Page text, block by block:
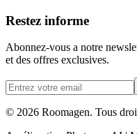
Restez informe
Abonnez-vous a notre
et des offres exclusives.
© 2026 Roomagen. Tous